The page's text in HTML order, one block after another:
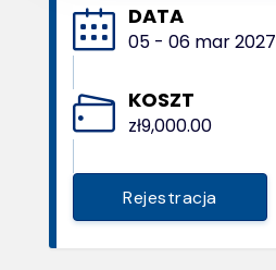
DATA
05 - 06 mar 2027
KOSZT
zł9,000.00
Rejestracja